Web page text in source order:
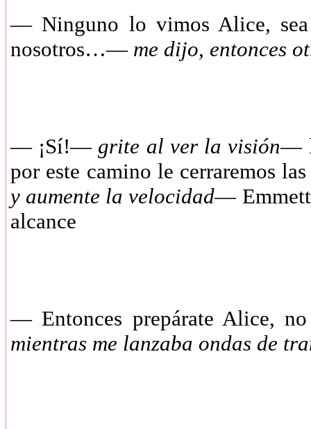
— Ninguno lo vimos Alice, sea
nosotros…— me dijo, entonces
— ¡Sí!—grite al ver la visión—
por este camino le cerraremos
y aumente la velocidad—
alcance
— Entonces prepárate Alice,
mientras me lanzaba ondas de